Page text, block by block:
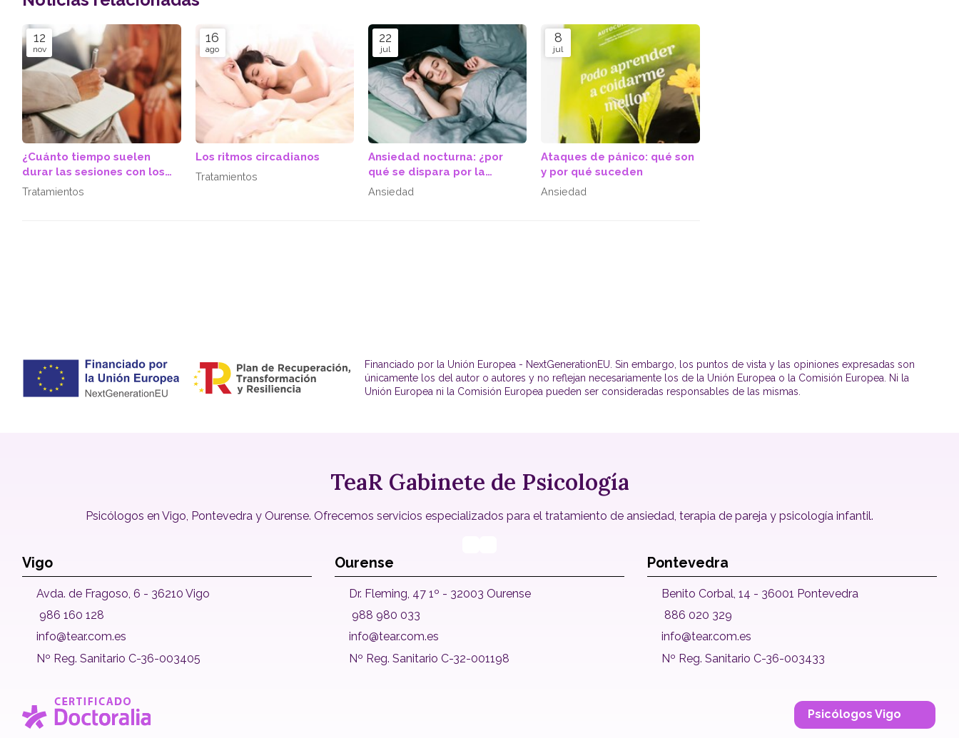
12
nov
¿Cuánto tiempo suelen
durar las sesiones con los
psicólogos?
Tratamientos
16
ago
Los ritmos circadianos
Tratamientos
22
jul
Ansiedad nocturna: ¿por
qué se dispara por la
noche?
Ansiedad
8
jul
Ataques de pánico: qué son
y por qué suceden
Ansiedad
Financiado por la Unión Europea - NextGenerationEU. Sin embargo, los puntos de vista y las opiniones expresadas son
únicamente los del autor o autores y no reflejan necesariamente los de la Unión Europea o la Comisión Europea. Ni la
Unión Europea ni la Comisión Europea pueden ser consideradas responsables de las mismas.
TeaR Gabinete de Psicología
Psicólogos en Vigo, Pontevedra y Ourense. Ofrecemos servicios especializados para el tratamiento de ansiedad, terapia de pareja y psicología infantil.
Vigo
Avda. de Fragoso, 6 - 36210 Vigo
986 160 128
info@tear.com.es
Nº Reg. Sanitario C-36-003405
Ourense
Dr. Fleming, 47 1º - 32003 Ourense
988 980 033
info@tear.com.es
Nº Reg. Sanitario C-32-001198
Pontevedra
Benito Corbal, 14 - 36001 Pontevedra
886 020 329
info@tear.com.es
Nº Reg. Sanitario C-36-003433
Psicólogos Vigo